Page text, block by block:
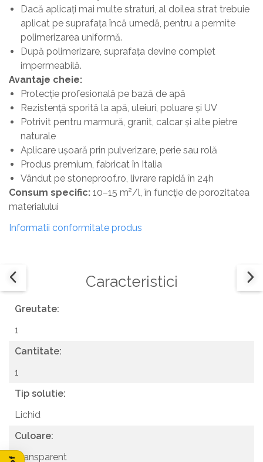
Dacă aplicați mai multe straturi, al doilea strat trebuie
aplicat pe suprafața încă umedă, pentru a permite
polimerizarea uniformă.
După polimerizare, suprafața devine complet
impermeabilă.
Avantaje cheie:
Protecție profesională pe bază de apă
Rezistență sporită la apă, uleiuri, poluare și UV
Potrivit pentru marmură, granit, calcar și alte pietre
naturale
Aplicare ușoară prin pulverizare, perie sau rolă
Produs premium, fabricat în Italia
Vândut pe stoneproof.ro, livrare rapidă în 24h
Consum specific: 10–15 m²/l, în funcție de porozitatea
materialului
Informatii conformitate produs
Caracteristici
Greutate:
1
Cantitate:
1
Tip solutie:
Lichid
Culoare:
Transparent